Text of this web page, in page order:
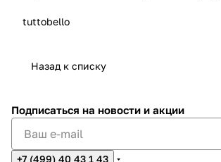
tuttobello
Назад к списку
Подписаться на новости и акции
+7 (499) 40 43 1 43